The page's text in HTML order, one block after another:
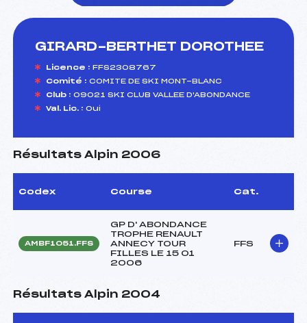
GIRARD-BERTHET DOROTHEE
Licence : FFS2308767
Comité : COMITE DE SKI MONT-BLANC
Club : 09021 SKI CLUB VALLEE D'ABONDANCE
Val. Lic. : Oui
Résultats Alpin 2006
Codex Course Cat.
AMBF1051.FFS
GP D' ABONDANCE
TROPHE RENAULT
ANNECY TOUR
FILLES LE 15 01
2006
FFS
Résultats Alpin 2004